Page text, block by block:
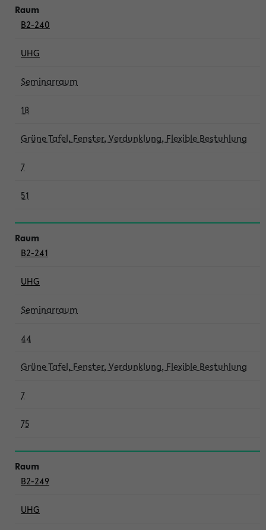
B2-240
UHG
Seminarraum
18
Grüne Tafel, Fenster, Verdunklung, Flexible Bestuhlung
7
51
B2-241
UHG
Seminarraum
44
Grüne Tafel, Fenster, Verdunklung, Flexible Bestuhlung
7
75
B2-249
UHG